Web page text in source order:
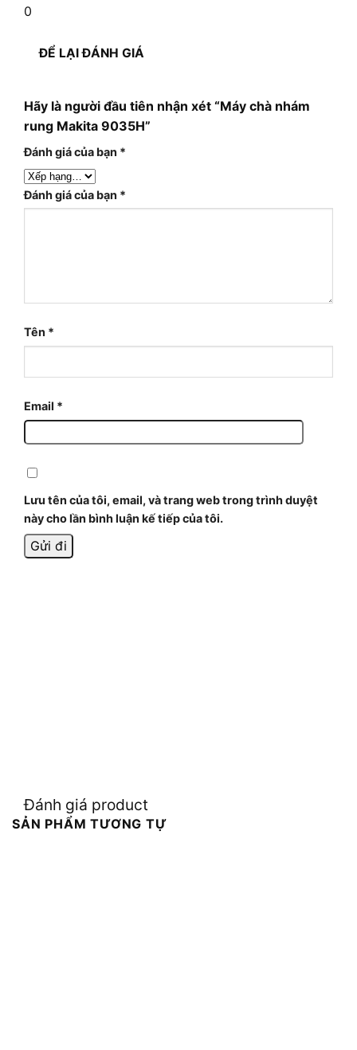
0
ĐỂ LẠI ĐÁNH GIÁ
Hãy là người đầu tiên nhận xét “Máy chà nhám
rung Makita 9035H”
Đánh giá của bạn *
Đánh giá của bạn *
Tên *
Email *
Lưu tên của tôi, email, và trang web trong trình duyệt
này cho lần bình luận kế tiếp của tôi.
Đánh giá product
SẢN PHẨM TƯƠNG TỰ